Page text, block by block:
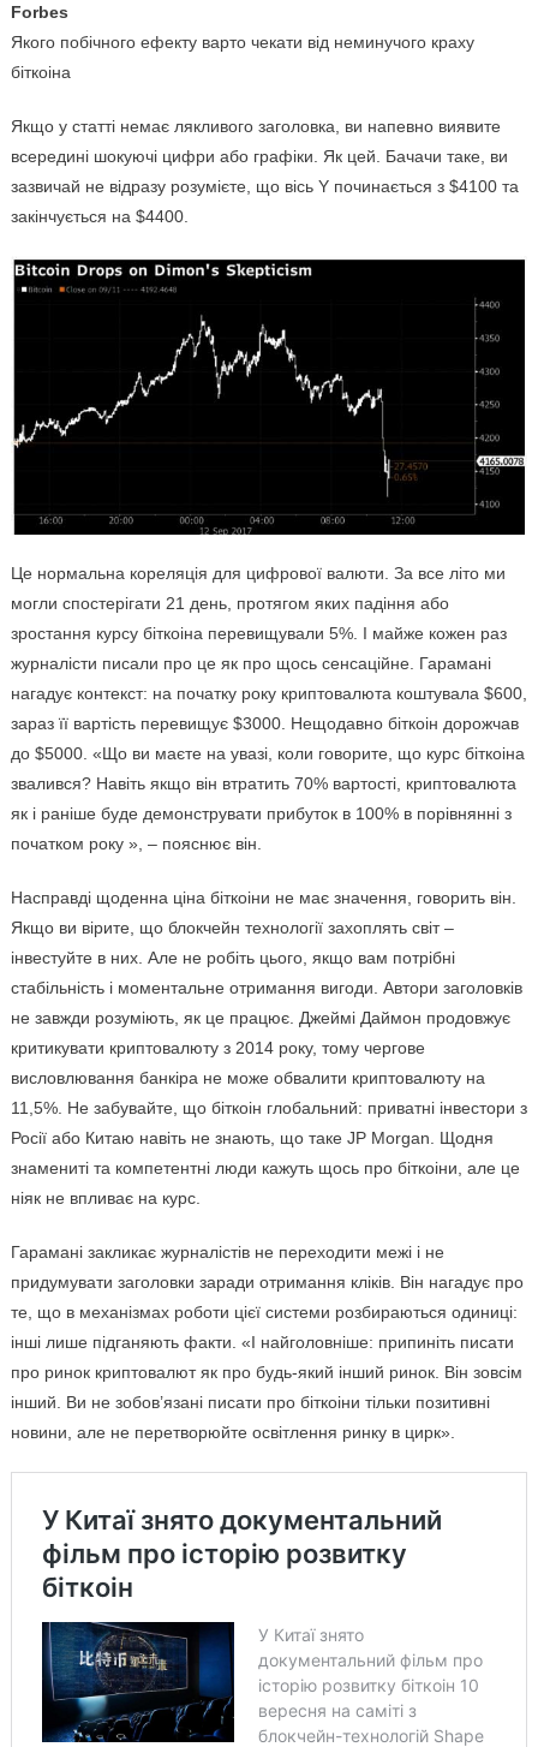
Forbes
Якого побічного ефекту варто чекати від неминучого краху
біткоіна
Якщо у статті немає лякливого заголовка, ви напевно виявите
всередині шокуючі цифри або графіки. Як цей. Бачачи таке, ви
зазвичай не відразу розумієте, що вісь Y починається з $4100 та
закінчується на $4400.
Це нормальна кореляція для цифрової валюти. За все літо ми
могли спостерігати 21 день, протягом яких падіння або
зростання курсу біткоіна перевищували 5%. І майже кожен раз
журналісти писали про це як про щось сенсаційне. Гарамані
нагадує контекст: на початку року криптовалюта коштувала $600,
зараз її вартість перевищує $3000. Нещодавно біткоін дорожчав
до $5000. «Що ви маєте на увазі, коли говорите, що курс біткоіна
звалився? Навіть якщо він втратить 70% вартості, криптовалюта
як і раніше буде демонструвати прибуток в 100% в порівнянні з
початком року », – пояснює він.
Насправді щоденна ціна біткоіни не має значення, говорить він.
Якщо ви вірите, що блокчейн технології захоплять світ –
інвестуйте в них. Але не робіть цього, якщо вам потрібні
стабільність і моментальне отримання вигоди. Автори заголовків
не завжди розуміють, як це працює. Джеймі Даймон продовжує
критикувати криптовалюту з 2014 року, тому чергове
висловлювання банкіра не може обвалити криптовалюту на
11,5%. Не забувайте, що біткоін глобальний: приватні інвестори з
Росії або Китаю навіть не знають, що таке JP Morgan. Щодня
знамениті та компетентні люди кажуть щось про біткоіни, але це
ніяк не впливає на курс.
Гарамані закликає журналістів не переходити межі і не
придумувати заголовки заради отримання кліків. Він нагадує про
те, що в механізмах роботи цієї системи розбираються одиниці:
інші лише підганяють факти. «І найголовніше: припиніть писати
про ринок криптовалют як про будь-який інший ринок. Він зовсім
інший. Ви не зобов’язані писати про біткоіни тільки позитивні
новини, але не перетворюйте освітлення ринку в цирк».